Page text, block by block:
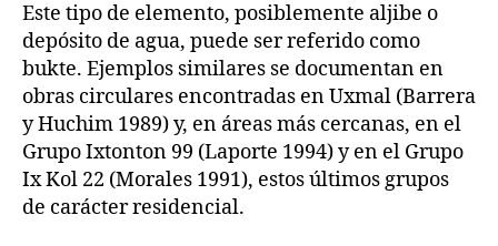
Este tipo de elemento, posiblemente aljibe o
depósito de agua, puede ser referido como
bukte. Ejemplos similares se documentan en
obras circulares encontradas en Uxmal (Barrera
y Huchim 1989) y, en áreas más cercanas, en el
Grupo Ixtonton 99 (Laporte 1994) y en el Grupo
Ix Kol 22 (Morales 1991), estos últimos grupos
de carácter residencial.